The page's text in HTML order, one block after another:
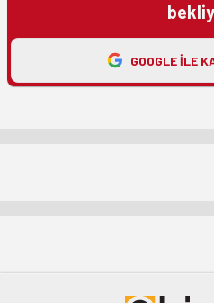
GOOGLE ILE